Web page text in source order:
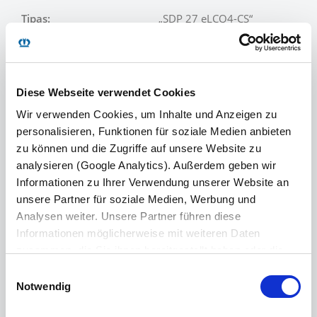
Diese Webseite verwendet Cookies
Wir verwenden Cookies, um Inhalte und Anzeigen zu
personalisieren, Funktionen für soziale Medien anbieten
zu können und die Zugriffe auf unsere Website zu
analysieren (Google Analytics). Außerdem geben wir
Informationen zu Ihrer Verwendung unserer Website an
unsere Partner für soziale Medien, Werbung und
Analysen weiter. Unsere Partner führen diese
Informationen möglicherweise mit weiteren Daten
haben. Wir setzen im Rahmen des Trackings auch
Notwendig
Tipas:
„SDP 27 eLCQ4-CS“
Sukabinimo įtaiso
apkrova:
Ašies apkrova:
Leidž. bendrasis svoris:
39 000 kg (techniškai
įmanoma)
Savasis svoris:
apie 7 000 kg
Naudingoji apkrova:
apie 32 000 kg
Prikabinimo aukštis:
1 050–1 170 mm
(nepakrauta)
Atstumai tarp ašių:
1 310 mm
Konstrukcijos aukštis